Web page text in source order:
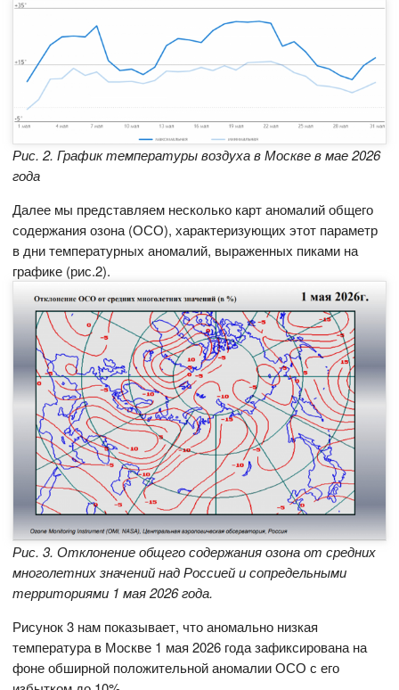
Рис. 2. График температуры воздуха в Москве в мае 2026
года
Далее мы представляем несколько карт аномалий общего
содержания озона (ОСО), характеризующих этот параметр
в дни температурных аномалий, выраженных пиками на
графике (рис.2).
Рис. 3. Отклонение общего содержания озона от средних
многолетних значений над Россией и сопредельными
территориями 1 мая 2026 года.
Рисунок 3 нам показывает, что аномально низкая
температура в Москве 1 мая 2026 года зафиксирована на
фоне обширной положительной аномалии ОСО с его